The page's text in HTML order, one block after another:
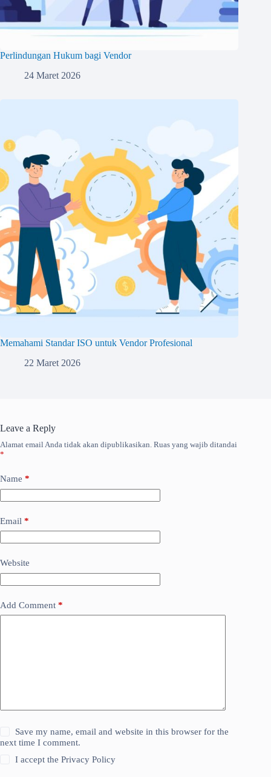
Perlindungan Hukum bagi Vendor
24 Maret 2026
Memahami Standar ISO untuk Vendor Profesional
22 Maret 2026
Leave a Reply
Alamat email Anda tidak akan dipublikasikan. Ruas yang wajib ditandai
*
Name *
Email *
Website
Add Comment *
Save my name, email and website in this browser for the
next time I comment.
I accept thePrivacy Policy